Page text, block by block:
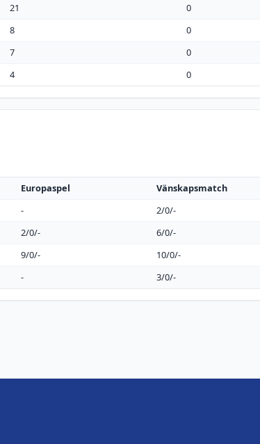
21 0
8 0
7 0
4 0
Europaspel Vänskapsmatch
- 2/0/-
2/0/- 6/0/-
9/0/- 10/0/-
- 3/0/-